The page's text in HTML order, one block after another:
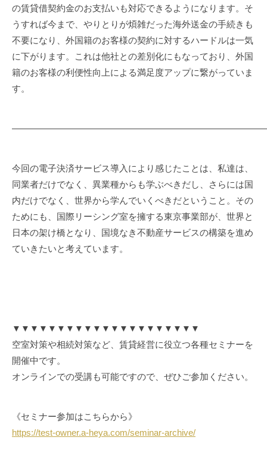
の賃貸借契約金のお支払いも対応できるようになります。そ
うすれば今まで、やりとりが煩雑だった海外送金の手続きも
不要になり、外国籍のお客様の契約に対するハードルは一気
に下がります。これは他社との差別化にもなっており、外国
籍のお客様の利便性向上による満足度アップに繋がっていま
す。
今回の電子決済サービス導入により感じたことは、私達は、
同業者だけでなく、異業種からも学ぶべきだし、さらには国
内だけでなく、世界から学んでいくべきだということ。その
ためにも、国際リーシング室を擁する東京事業部が、世界と
日本の架け橋となり、国境なき不動産サービスの構築を進め
ていきたいと考えています。
▼ ▼ ▼ ▼ ▼ ▼ ▼ ▼ ▼ ▼ ▼▼▼▼▼▼▼▼▼▼▼
空室対策や相続対策など、賃貸経営に役立つ各種セミナーを
開催中です。
オンラインでの受講も可能ですので、ぜひご参加ください。
《セミナー参加はこちらから》
https://test-owner.a-heya.com/seminar-archive/